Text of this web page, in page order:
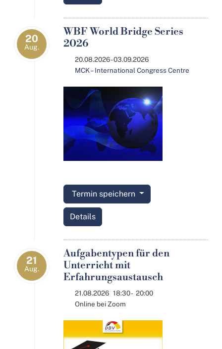
20
Aug.
WBF World Bridge Series
2026
20.08.2026 - 03.09.2026
MCK – International Congress Centre
Termin speichern
Details
21
Aug.
Aufgabentypen für den
Unterricht mit
Erfahrungsaustausch
21.08.2026 18:30- 20:00
Online bei Zoom